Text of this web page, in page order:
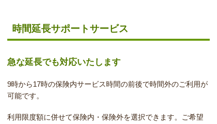
時間延長サポートサービス
急な延長でも対応いたします
9時から17時の保険内サービス時間の前後で時間外のご利用が
可能です。
利用限度額に併せて保険内・保険外を選択できます。ご希望